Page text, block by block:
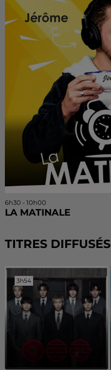
6h30 - 10h00
LA MATINALE
TITRES DIFFUSÉS
3h54
3h54